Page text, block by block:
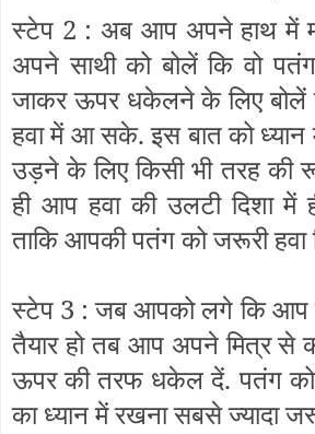
स्टेप 2 : अब आप अपने हाथ में
अपने साथी को बोलें कि वो
जाकर ऊपर धकेलने के लिए बोलें
हवा में आ सके. इस बात को
उड़ने के लिए किसी भी तरह की
ही आप हवा की उलटी दिशा में
ताकि आपकी पतंग को जरूरी हवा
स्टेप 3 : जब आपको लगे कि आप
तैयार हो तब आप अपने मित्र से
ऊपर की तरफ धकेल दें. पतंग
का ध्यान में रखना सबसे ज्यादा